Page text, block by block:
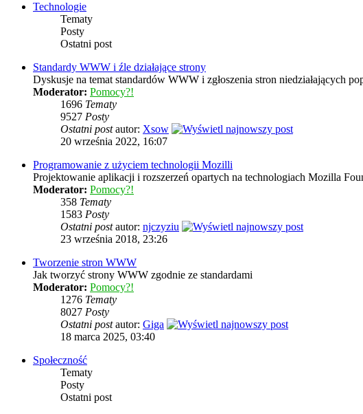
Technologie
Tematy
Posty
Ostatni post
Standardy WWW i źle działające strony
Dyskusje na temat standardów WWW i zgłoszenia stron
Moderator: Pomocy?!
1696 Tematy
9527 Posty
Ostatni postautor: Xsow
20 września 2022, 16:07
Programowanie z użyciem technologii Mozilli
Projektowanie aplikacji i rozszerzeń opartych na technologiach Mozilla
Moderator: Pomocy?!
358 Tematy
1583 Posty
Ostatni postautor: njczyziu
23 września 2018, 23:26
Tworzenie stron WWW
Jak tworzyć strony WWW zgodnie ze standardami
Moderator: Pomocy?!
1276 Tematy
8027 Posty
Ostatni postautor: Giga
18 marca 2025, 03:40
Społeczność
Tematy
Posty
Ostatni post